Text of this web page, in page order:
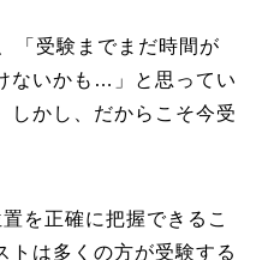
「受験までまだ時間が
ないかも…」と思ってい
しかし、だからこそ今受
を正確に把握できるこ
トは多くの方が受験する